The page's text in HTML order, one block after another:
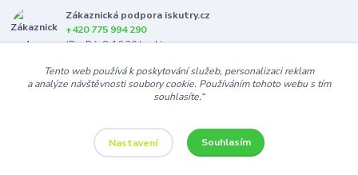
Zákaznická podpora iskutry.cz
+420 775 994 290
(Po-Pá, 8-16:30 hod.)
info@iskutry.cz
Tento web používá k poskytování služeb, personalizaci reklam
a analýze návštěvnosti soubory cookie. Používáním tohoto webu s tím
souhlasíte.“
Nastavení Souhlasím